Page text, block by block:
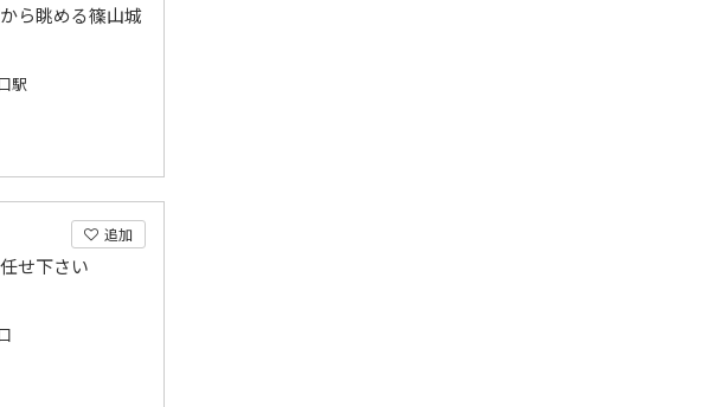
ら眺める篠山城
駅
追加
せ下さい